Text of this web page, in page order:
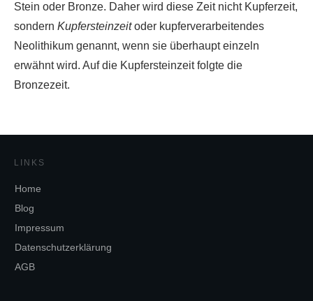
Stein oder Bronze. Daher wird diese Zeit nicht Kupferzeit,
sondern Kupfersteinzeitoder kupferverarbeitendes
Neolithikum genannt, wenn sie überhaupt einzeln
erwähnt wird. Auf die Kupfersteinzeit folgte die
Bronzezeit.
LINKS
Home
Blog
Impressum
Datenschutzerklärung
AGB